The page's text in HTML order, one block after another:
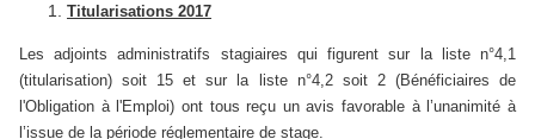
Titularisations 2017
Les adjoints administratifs stagiaires qui figurent sur la liste n°4,1
(titularisation) soit 15 et sur la liste n°4,2 soit 2 (Bénéficiaires de
l'Obligation à l'Emploi) ont tous reçu un avis favorable à l’unanimité à
l’issue de la période réglementaire de stage.